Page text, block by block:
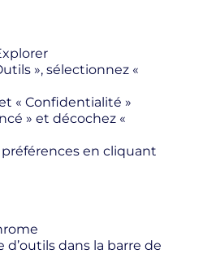
», sélectionnez «
« Confidentialité »
» et décochez «
préférences en cliquant
d’outils dans la barre de